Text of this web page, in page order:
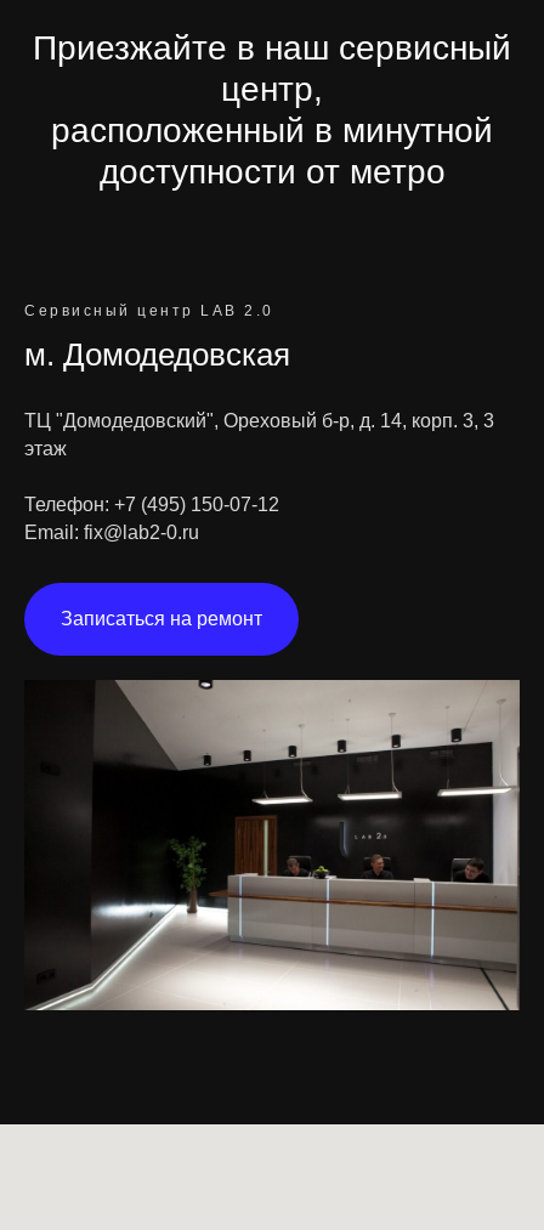
Приезжайте в наш сервисный
центр,
расположенный в минутной
доступности от метро
Сервисный центр LAB 2.0
м. Домодедовская
ТЦ "Домодедовский", Ореховый б-р, д. 14, корп. 3, 3
этаж
Телефон: +7 (495) 150-07-12
Email: fix@lab2-0.ru
Записаться на ремонт